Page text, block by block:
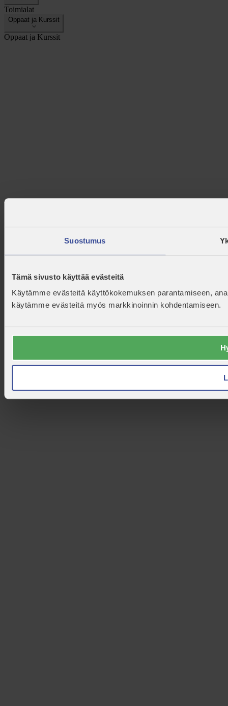
Suostumus
Tämä sivusto käyttää evästeitä
Käytämme evästeitä käyttökokemuksen parantamiseen,
käytämme evästeitä myös markkinoinnin kohdentamiseen.
Toimialat
Oppaat ja Kurssit
Oppaat ja Kurssit